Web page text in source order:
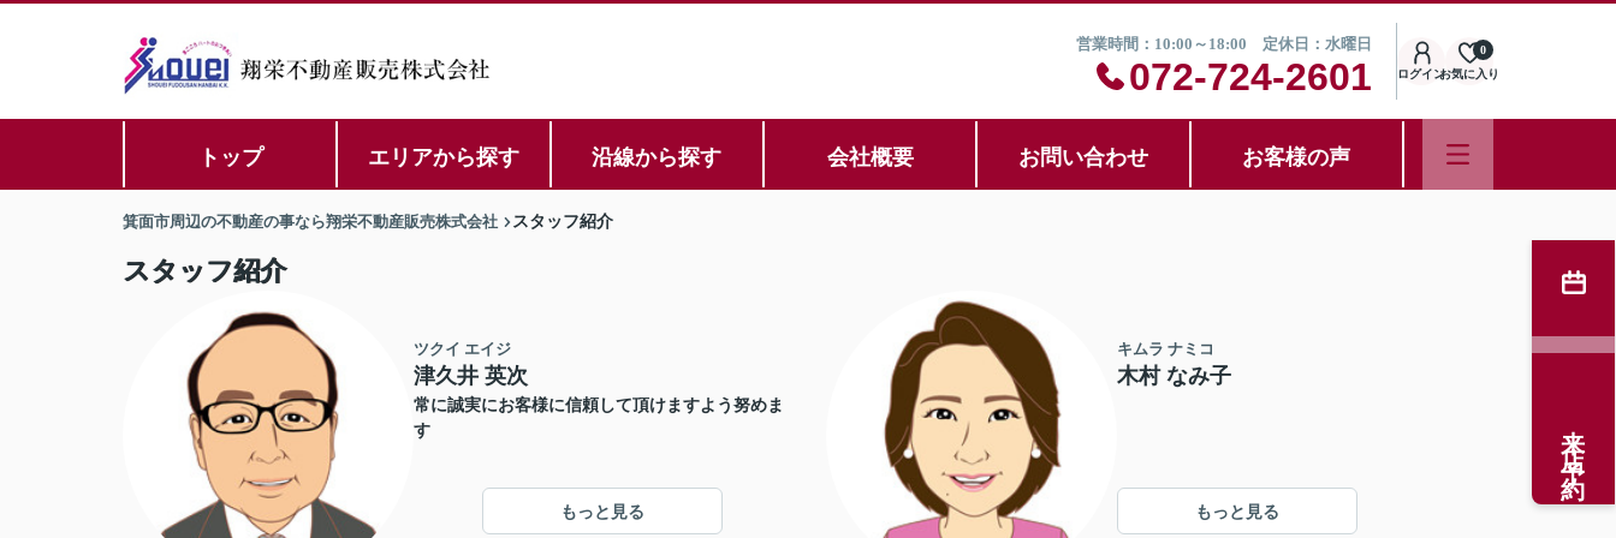
営業時間：10:00～18:00 定休日：水曜日
072-724-2601 ログインお気に入り
0
トップ エリアから探す 沿線から探す 会社概要 お問い合わせ お客様の声
箕面市周辺の不動産の事なら翔栄不動産販売株式会社 スタッフ紹介
スタッフ紹介
ツクイ エイジ
津久井 英次
常に誠実にお客様に信頼して頂けますよう努めま
す
もっと見る
キムラ ナミコ
木村 なみ子
もっと見る
来店予約